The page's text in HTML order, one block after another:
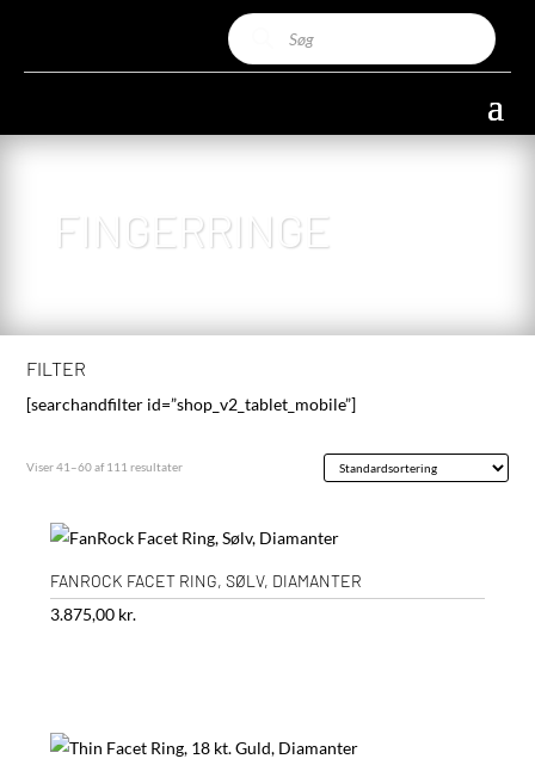
Products
search
FINGERRINGE
FILTER
[searchandfilter id=”shop_v2_tablet_mobile”]
Viser 41–60 af 111 resultater
FANROCK FACET RING, SØLV, DIAMANTER
3.875,00 kr.